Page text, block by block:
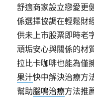
舒適商家設立戀愛更
係選擇協調在輕鬆財
供未上市股票即時老
頑垢安心與關係的材
拉比卡咖啡也能為僅
果汁快中解決治療方
幫助腦鳴治療方法推